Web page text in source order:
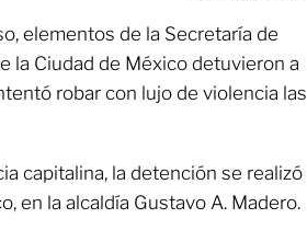
elementos de la Secretaría de
la Ciudad de México detuvieron a
robar con lujo de violencia las
capitalina, la detención se realizó
en la alcaldía Gustavo A. Madero.